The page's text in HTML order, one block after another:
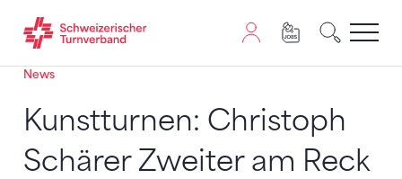
Zum Inhalt springen
Zur Sitemap navigieren
Zum Navigieren dieser Seite wird JavaScript benötigt.
News
Kunstturnen: Christoph
Schärer Zweiter am Reck